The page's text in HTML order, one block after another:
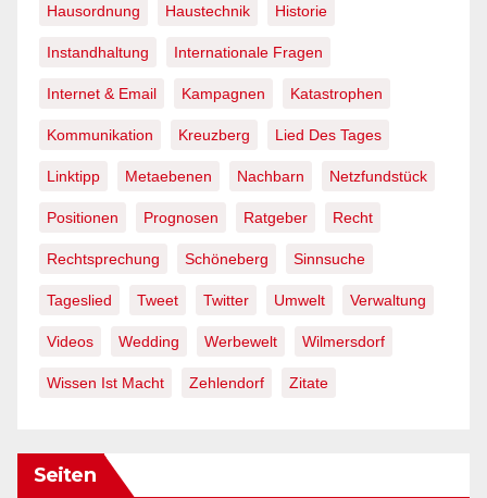
Hausordnung Haustechnik Historie
Instandhaltung Internationale Fragen
Internet & Email Kampagnen Katastrophen
Kommunikation Kreuzberg Lied Des Tages
Linktipp Metaebenen Nachbarn Netzfundstück
Positionen Prognosen Ratgeber Recht
Rechtsprechung Schöneberg Sinnsuche
Tageslied Tweet Twitter Umwelt Verwaltung
Videos Wedding Werbewelt Wilmersdorf
Wissen Ist Macht Zehlendorf Zitate
Seiten